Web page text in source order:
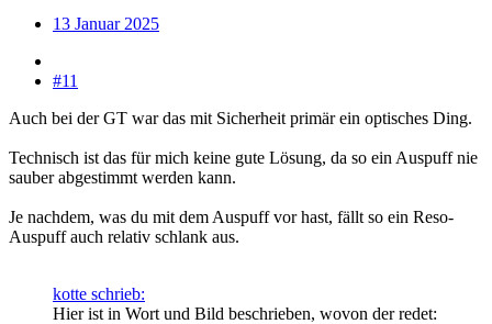
13 Januar 2025
#11
Auch bei der GT war das mit Sicherheit primär ein optisches Ding.
Technisch ist das für mich keine gute Lösung, da so ein Auspuff nie
sauber abgestimmt werden kann.
Je nachdem, was du mit dem Auspuff vor hast, fällt so ein Reso-
Auspuff auch relativ schlank aus.
kotte schrieb:
Hier ist in Wort und Bild beschrieben, wovon der redet: